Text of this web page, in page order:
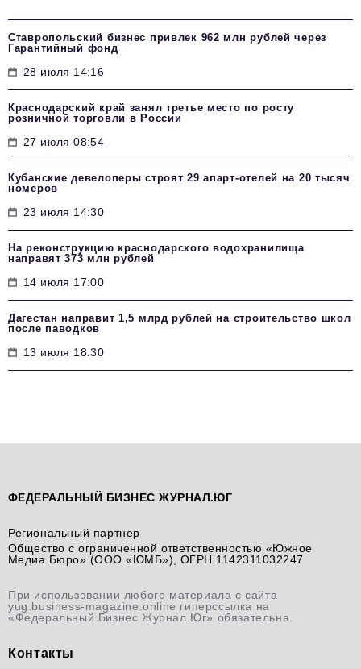
Ставропольский бизнес привлек 962 млн рублей через
Гарантийный фонд
28 июля 14:16
Краснодарский край занял третье место по росту
розничной торговли в России
27 июля 08:54
Кубанские девелоперы строят 29 апарт-отелей на 20 тысяч
номеров
23 июля 14:30
На реконструкцию краснодарского водохранилища
направят 373 млн рублей
14 июля 17:00
Дагестан направит 1,5 млрд рублей на строительство школ
после паводков
13 июля 18:30
ФЕДЕРАЛЬНЫЙ БИЗНЕС ЖУРНАЛ.ЮГ
Региональный партнер
Общество с ограниченной ответственностью «Южное
Медиа Бюро» (ООО «ЮМБ»), ОГРН 1142311032247
При использовании любого материала с сайта
yug.business-magazine.online гиперссылка на
«Федеральный Бизнес Журнал.Юг» обязательна.
Контакты